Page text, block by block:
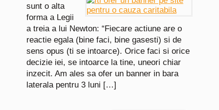
sunt o alta
forma a Legii
a treia a lui Newton: “Fiecare actiune are o
reactie egala (bine faci, bine gasesti) si de
sens opus (ti se intoarce). Orice faci si orice
decizie iei, se intoarce la tine, uneori chiar
inzecit. Am ales sa ofer un banner in bara
laterala pentru 3 luni […]